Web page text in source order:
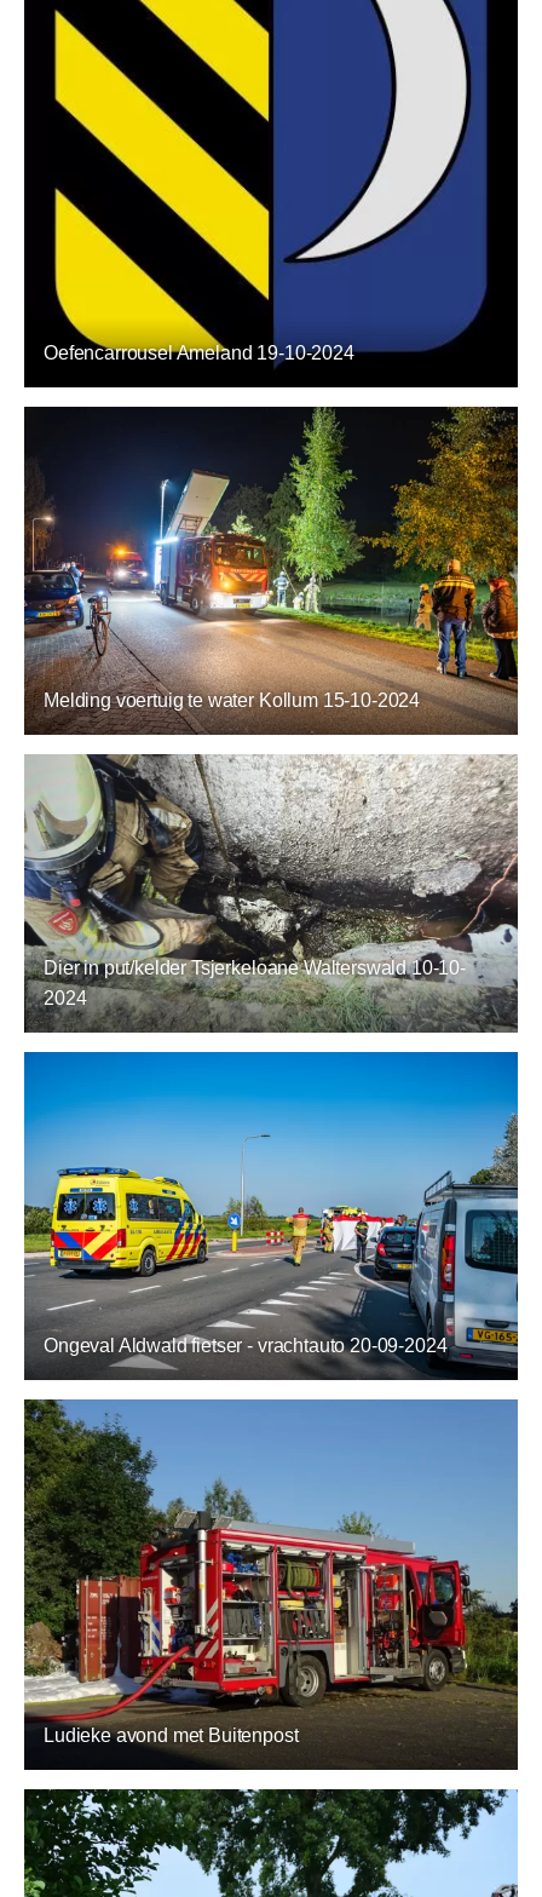
Oefencarrousel Ameland 19-10-2024
Melding voertuig te water Kollum 15-10-2024
Dier in put/kelder Tsjerkeloane Walterswald 10-10-
2024
Ongeval Aldwald fietser - vrachtauto 20-09-2024
Ludieke avond met Buitenpost